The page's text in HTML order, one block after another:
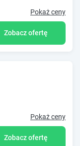
Pokaż ceny
Zobacz ofertę
Pokaż ceny
Zobacz ofertę